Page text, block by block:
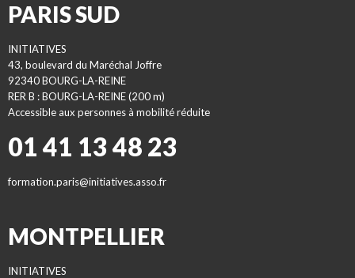
PARIS SUD
INITIATIVES
43, boulevard du Maréchal Joffre
92340 BOURG-LA-REINE
RER B : BOURG-LA-REINE (200 m)
Accessible aux personnes à mobilité réduite
01 41 13 48 23
formation.paris@initiatives.asso.fr
MONTPELLIER
INITIATIVES